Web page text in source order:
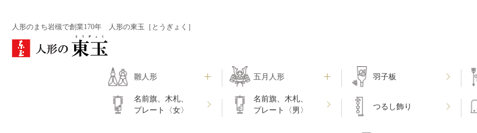
人形のまち岩槻で創業170年 人形の東玉［とうぎょく］
雛人形 五月人形 羽子板
名前旗、木札、
プレート〈女〉
名前旗、木札、
プレート〈男〉
つるし飾り